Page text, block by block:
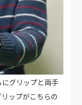
グリップと両手
ップがこちらの